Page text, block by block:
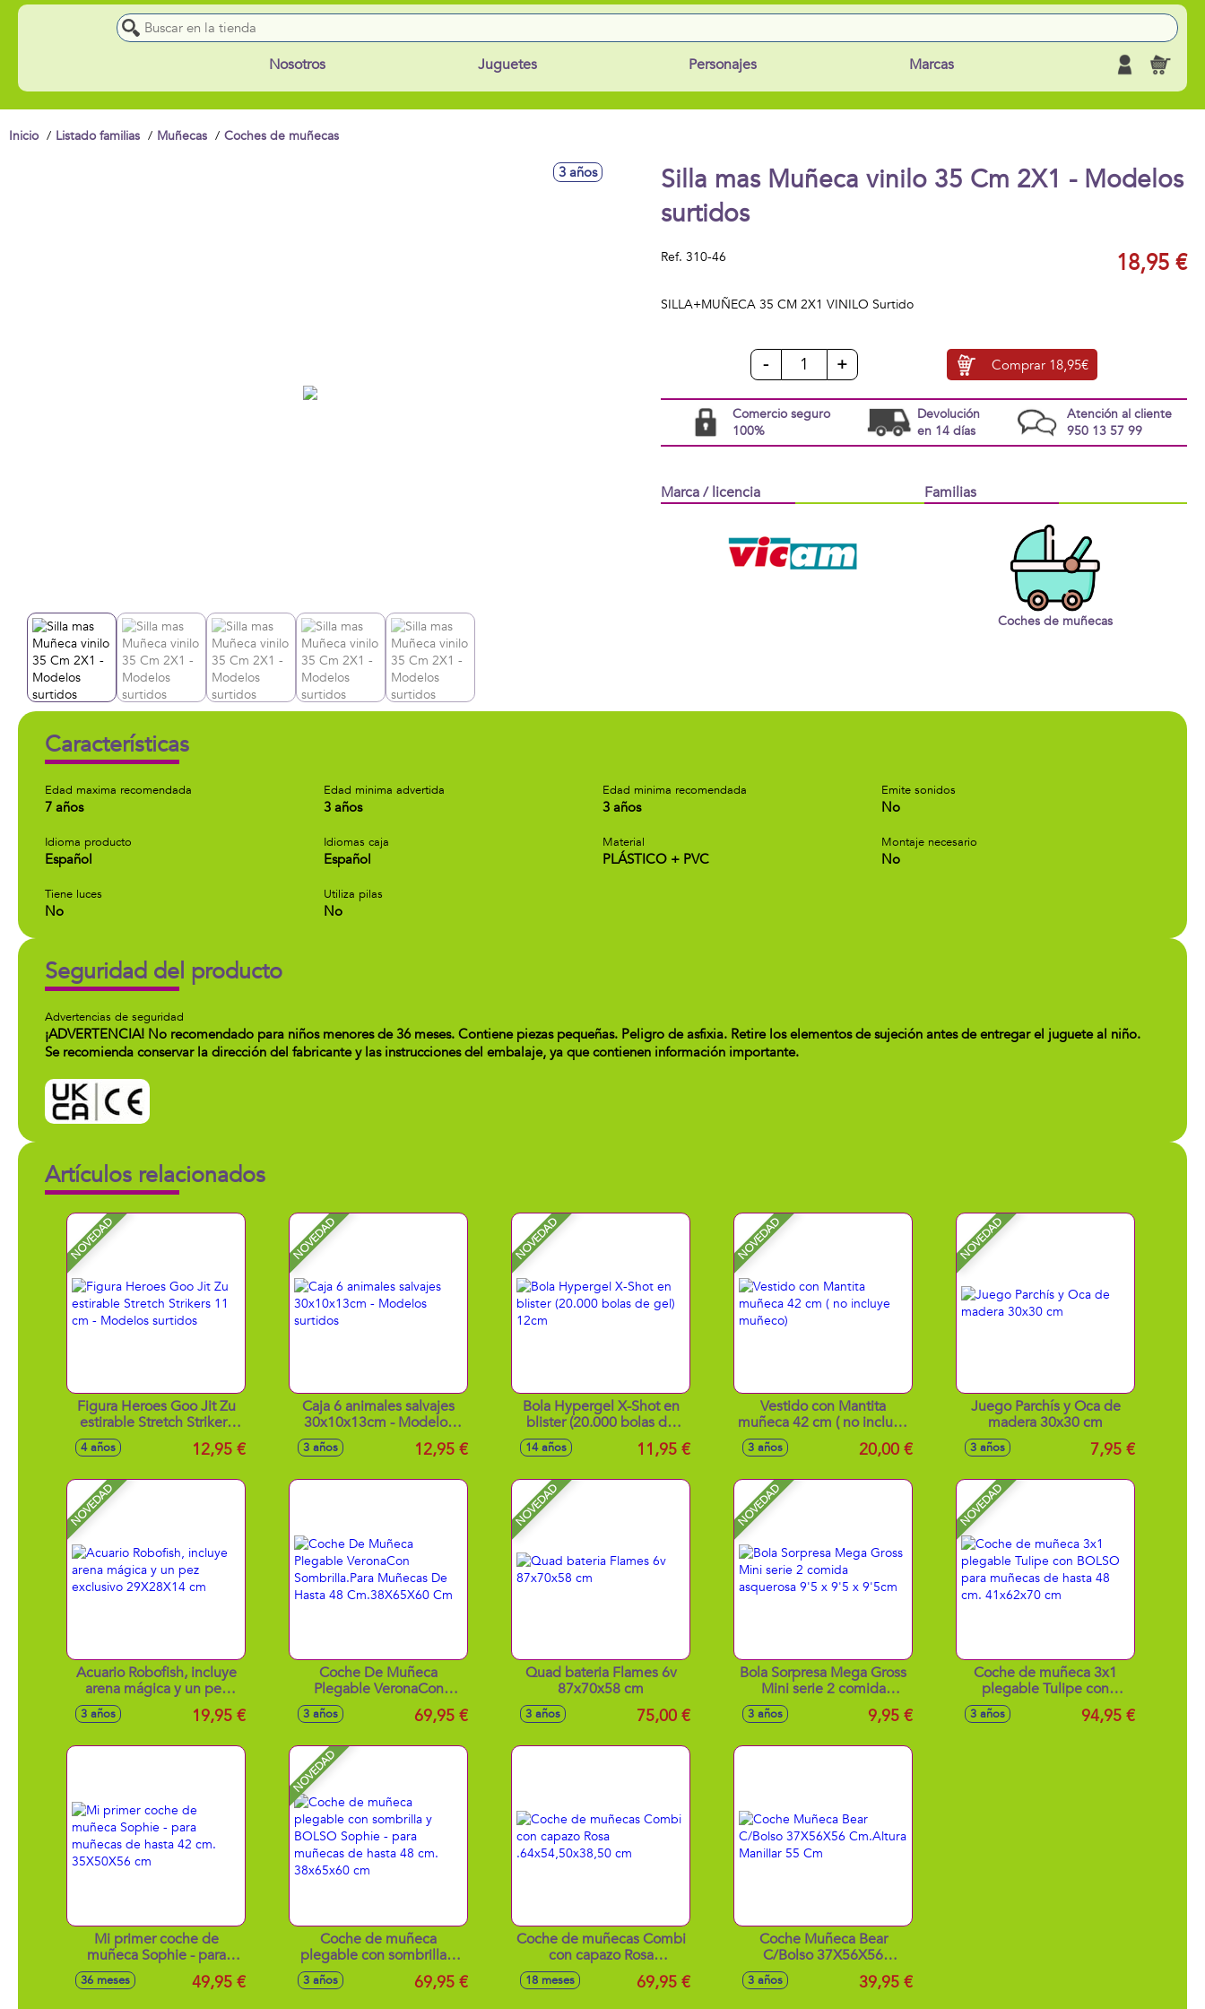
Nosotros Juguetes Personajes Marcas
Inicio Listado familias Muñecas Coches de muñecas
3 años
Silla mas Muñeca vinilo 35 Cm 2X1 - Modelos
surtidos
Ref. 310-46 18,95 €
SILLA+MUÑECA 35 CM 2X1 VINILO Surtido
- + Comprar 18,95€
Comercio seguro
100%
Devolución
en 14 días
Atención al cliente
950 13 57 99
Marca / licencia Familias
Coches de muñecas
Características
Edad maxima recomendada
7 años
Edad minima advertida
3 años
Edad minima recomendada
3 años
Emite sonidos
No
Idioma producto
Español
Idiomas caja
Español
Material
PLÁSTICO + PVC
Montaje necesario
No
Tiene luces
No
Utiliza pilas
No
Seguridad del producto
Advertencias de seguridad
¡ADVERTENCIA! No recomendado para niños menores de 36 meses. Contiene piezas pequeñas. Peligro de asfixia. Retire los elementos de sujeción antes de entregar el juguete al niño.
Se recomienda conservar la dirección del fabricante y las instrucciones del embalaje, ya que contienen información importante.
Artículos relacionados
NOVEDAD
Figura Heroes Goo Jit Zu
estirable Stretch Strikers
11 cm - Modelos surtidos
4 años 12,95 €
NOVEDAD
Caja 6 animales salvajes
30x10x13cm - Modelos
3 años 12,95 €
NOVEDAD
Bola Hypergel X-Shot en
blister (20.000 bolas de
gel) 12cm
14 años 11,95 €
NOVEDAD
Vestido con Mantita
muñeca 42 cm ( no incluye
3 años 20,00 €
NOVEDAD
Juego Parchís y Oca de
madera 30x30 cm
3 años 7,95 €
NOVEDAD
Acuario Robofish, incluye
arena mágica y un pez
exclusivo 29X28X14 cm
3 años 19,95 €
Coche De Muñeca
Plegable VeronaCon
Sombrilla.Para Muñecas
De Hasta 48
3 años 69,95 €
NOVEDAD
Quad bateria Flames 6v
87x70x58 cm
3 años 75,00 €
NOVEDAD
Bola Sorpresa Mega Gross
Mini serie 2 comida
asquerosa 9'5 x 9'5 x
3 años 9,95 €
NOVEDAD
Coche de muñeca 3x1
plegable Tulipe con
BOLSO para muñecas de
hasta 48 cm. 41x62x70 cm
3 años 94,95 €
Mi primer coche de
muñeca Sophie - para
muñecas de hasta 42 cm.
35X50X56 cm
36 meses 49,95 €
NOVEDAD
Coche de muñeca
plegable con sombrilla y
BOLSO Sophie - para
muñecas de hasta 48 cm.
3 años 69,95 €
Coche de muñecas Combi
con capazo Rosa
.64x54,50x38,50 cm
18 meses 69,95 €
Coche Muñeca Bear
C/Bolso 37X56X56
Cm.Altura Manillar 55 Cm
3 años 39,95 €